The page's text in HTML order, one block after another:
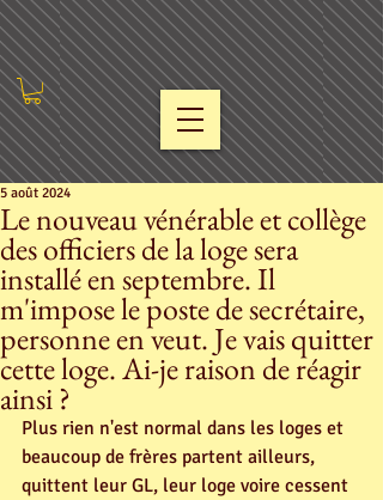
Le nouveau vénérable et collège
des officiers de la loge sera
installé en septembre. Il
m'impose le poste de secrétaire,
personne en veut. Je vais quitter
cette loge. Ai-je raison de réagir
ainsi ?
5 août 2024
Plus rien n'est normal dans les loges et
beaucoup de frères partent ailleurs,
quittent leur GL, leur loge voire cessent